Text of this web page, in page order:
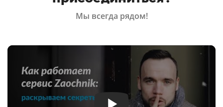
Мы всегда рядом!